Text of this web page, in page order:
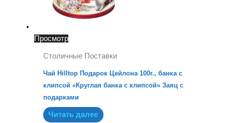
Просмотр
Столичные Поставки
Чай Hilltop Подарок Цейлона 100г., банка с
клипсой «Круглая банка с клипсой» Заяц с
подарками
Читать далее